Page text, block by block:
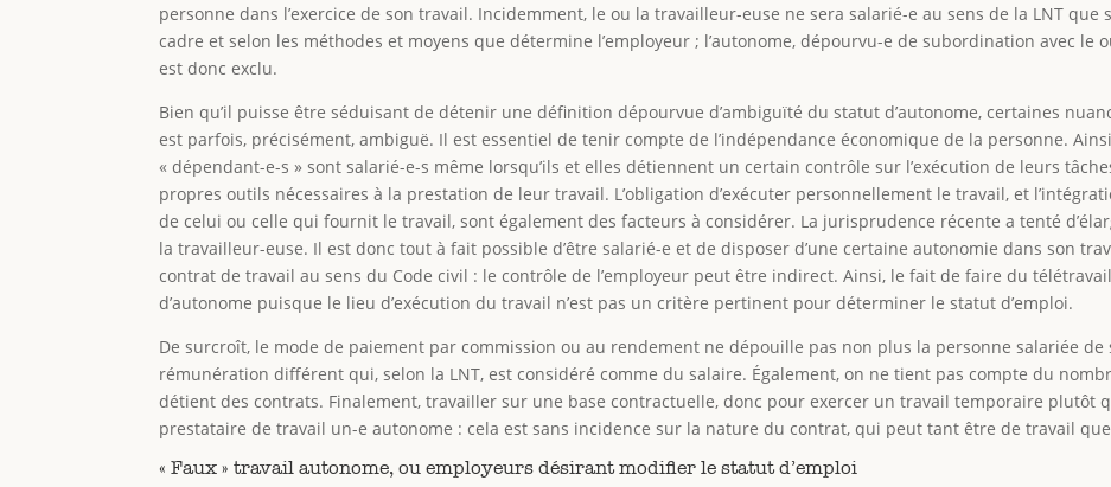
personne dans l’exercice de son travail. Incidemment, le ou la travailleur-euse ne sera salarié-e au sens de la LNT
cadre et selon les méthodes et moyens que détermine l’employeur ; l’autonome, dépourvu-e de subordination avec le
est donc exclu.
Bien qu’il puisse être séduisant de détenir une définition dépourvue d’ambiguïté du statut d’autonome, certaines
est parfois, précisément, ambiguë. Il est essentiel de tenir compte de l’indépendance économique de la personne.
« dépendant-e-s » sont salarié-e-s même lorsqu’ils et elles détiennent un certain contrôle sur l’exécution de leurs
propres outils nécessaires à la prestation de leur travail. L’obligation d’exécuter personnellement le travail, et
de celui ou celle qui fournit le travail, sont également des facteurs à considérer. La jurisprudence récente a tenté
la travailleur-euse. Il est donc tout à fait possible d’être salarié-e et de disposer d’une certaine autonomie dans son
contrat de travail au sens du Code civil : le contrôle de l’employeur peut être indirect. Ainsi, le fait de faire du
d’autonome puisque le lieu d’exécution du travail n’est pas un critère pertinent pour déterminer le statut d’emploi.
De surcroît, le mode de paiement par commission ou au rendement ne dépouille pas non plus la personne salariée de
rémunération différent qui, selon la LNT, est considéré comme du salaire. Également, on ne tient pas compte du
détient des contrats. Finalement, travailler sur une base contractuelle, donc pour exercer un travail temporaire plutôt
prestataire de travail un-e autonome : cela est sans incidence sur la nature du contrat, qui peut tant être de travail
« Faux » travail autonome, ou employeurs désirant modifier le statut d’emploi